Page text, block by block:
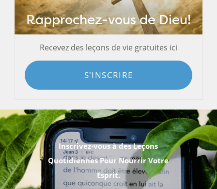
Rapprochez-vous de Dieu!
Recevez des leçons de vie gratuites ici
S'INSCRIRE
Inscrivez-vous à des Leçons
Quotidiennes Pour Nourrir Votre
Esprit.